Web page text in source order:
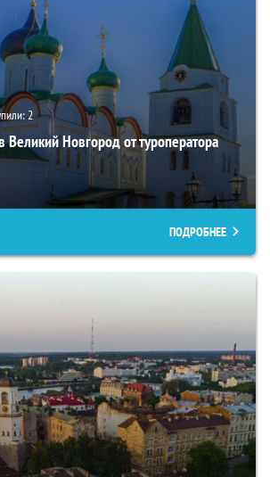
2
Великий Новгород от туроператора
ПОДРОБНЕЕ